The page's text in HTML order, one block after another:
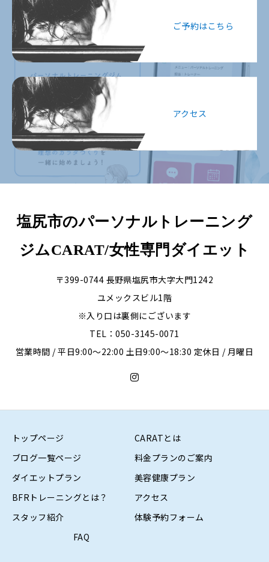
ご予約はこちら
アクセス
塩尻市のパーソナルトレーニング
ジムCARAT/女性専門ダイエット
〒399-0744 長野県塩尻市大字大門1242
ユメックスビル1階
※入り口は裏側にございます
TEL：050-3145-0071
営業時間 / 平日9:00〜22:00 土日9:00〜18:30 定休日 / 月曜日
トップページ
CARATとは
ブログ一覧ページ
料金プランのご案内
ダイエットプラン
美容健康プラン
BFRトレーニングとは？
アクセス
スタッフ紹介
体験予約フォーム
FAQ